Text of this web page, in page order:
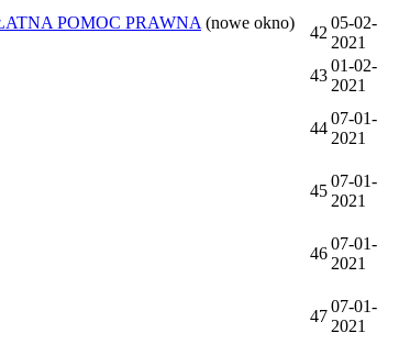
POMOC PRAWNA (nowe okno)
42
05-02-
2021
43
01-02-
2021
44
07-01-
2021
45
07-01-
2021
46
07-01-
2021
47
07-01-
2021